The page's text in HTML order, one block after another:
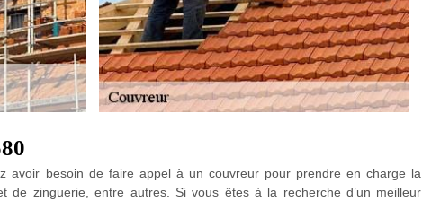
avoir besoin de faire appel à un couvreur pour prendre en charge la
de zinguerie, entre autres. Si vous êtes à la recherche d’un meilleur